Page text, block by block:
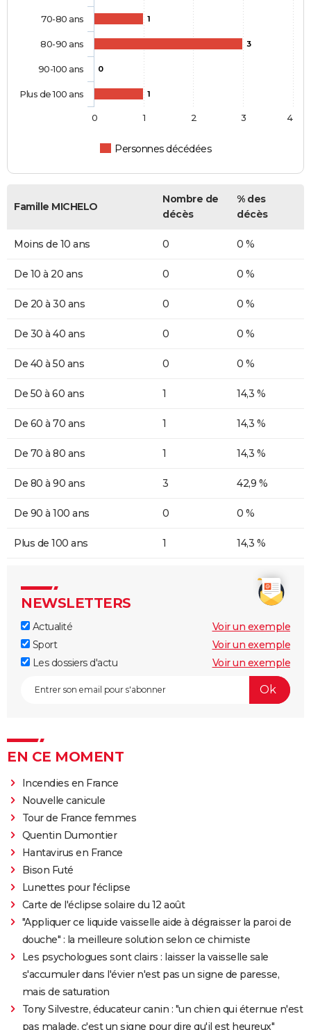
1
3
0
1
Personnes décédées
70-80 ans
80-90 ans
90-100 ans
Plus de 100 ans
0 1 2 3 4
Famille MICHELO
Nombre de
décès
% des
décès
Moins de 10 ans 0 0 %
De 10 à 20 ans 0 0 %
De 20 à 30 ans 0 0 %
De 30 à 40 ans 0 0 %
De 40 à 50 ans 0 0 %
De 50 à 60 ans 1 14,3 %
De 60 à 70 ans 1 14,3 %
De 70 à 80 ans 1 14,3 %
De 80 à 90 ans 3 42,9 %
De 90 à 100 ans 0 0 %
Plus de 100 ans 1 14,3 %
NEWSLETTERS
Actualité
Voir un exemple
Sport
Voir un exemple
Les dossiers d'actu
Voir un exemple
EN CE MOMENT
Incendies en France
Nouvelle canicule
Tour de France femmes
Quentin Dumontier
Hantavirus en France
Bison Futé
Lunettes pour l'éclipse
Carte de l'éclipse solaire du 12 août
"Appliquer ce liquide vaisselle aide à dégraisser la paroi de
douche" : la meilleure solution selon ce chimiste
Les psychologues sont clairs : laisser la vaisselle sale
s'accumuler dans l'évier n'est pas un signe de paresse,
mais de saturation
Tony Silvestre, éducateur canin : "un chien qui éternue n'est
pas malade, c'est un signe pour dire qu'il est heureux"